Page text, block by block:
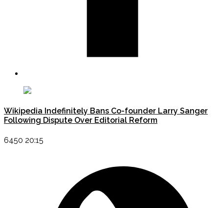
Wikipedia Indefinitely Bans Co-founder Larry Sanger
Following Dispute Over Editorial Reform
6450 20:15